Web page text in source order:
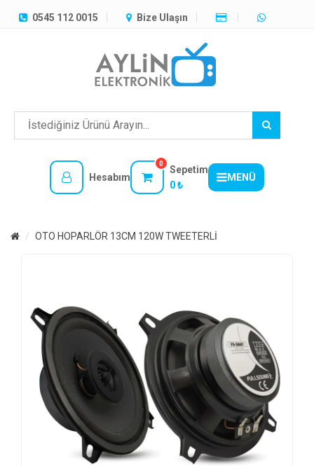
0545 112 0015 Bize Ulaşın
Hesabım
0
Sepetim
0 ₺
MENÜ
TÜM
OTO HOPARLÖR 13CM 120W TWEETERLİ